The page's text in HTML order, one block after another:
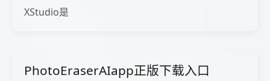
XStudio是
PhotoEraserAIapp正版下载入口